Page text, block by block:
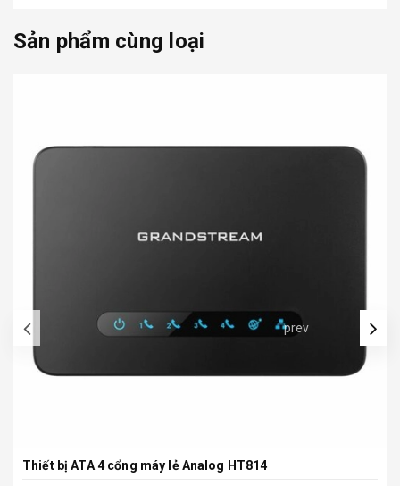
Sản phẩm cùng loại
Thiết bị ATA 4 cổng máy lẻ Analog HT814
prev